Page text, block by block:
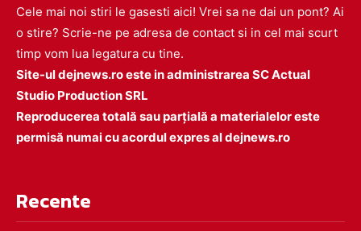
Cele mai noi stiri le gasesti aici! Vrei sa ne dai un pont? Ai
o stire? Scrie-ne pe adresa de contact si in cel mai scurt
timp vom lua legatura cu tine.
Site-ul dejnews.ro este in administrarea SC Actual
Studio Production SRL
Reproducerea totală sau parțială a materialelor este
permisă numai cu acordul expres al dejnews.ro
Recente